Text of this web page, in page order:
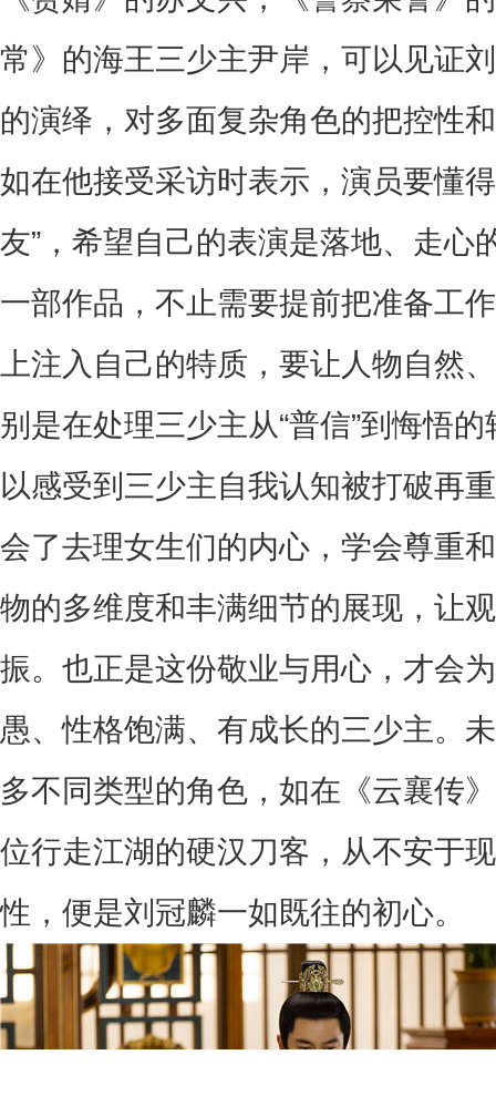
常》的海王三少主尹岸，可以见证
的演绎，对多面复杂角色的把控性
如在他接受采访时表示，演员要懂
友” ，希望自己的表演是落地、走心
一部作品，不止需要提前把准备工
上注入自己的特质，要让人物自然
别是在处理三少主从“普信”到悔悟的
以感受到三少主自我认知被打破再
会了去理女生们的内心，学会尊重
物的多维度和丰满细节的展现，让
振。 也正是这份敬业与用心，才会
愚、性格饱满、有成长的三少主。
多不同类型的角色，如在《云襄传
位行走江湖的硬汉刀客，从不安于
性，便是刘冠麟一如既往的初心。